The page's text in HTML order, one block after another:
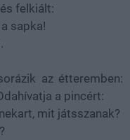
felkiált:
sapka!
az étteremben:
a pincért:
mit játsszanak?